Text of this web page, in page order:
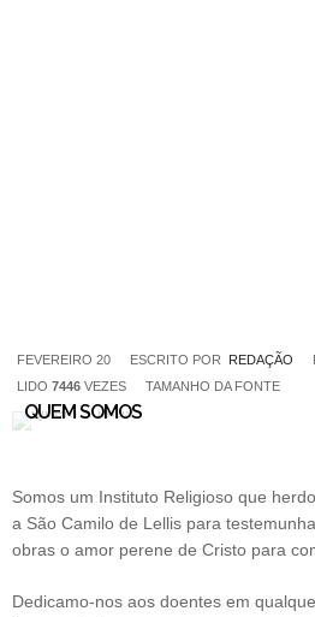
FEVEREIRO 20 ESCRITO POR REDAÇÃO
LIDO 7446 VEZES TAMANHO DA FONTE
QUEM SOMOS
Somos um Instituto Religioso que
a São Camilo de Lellis para
obras o amor perene de Cristo para
Dedicamo-nos aos doentes em